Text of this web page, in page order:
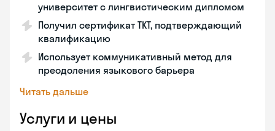
университет с лингвистическим дипломом
Получил сертификат TKT, подтверждающий
квалификацию
Использует коммуникативный метод для
преодоления языкового барьера
Читать дальше
Услуги и цены